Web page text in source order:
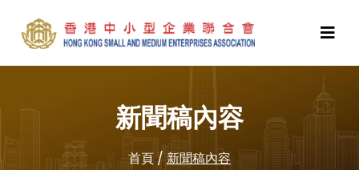
新聞稿內容
首頁/新聞稿內容